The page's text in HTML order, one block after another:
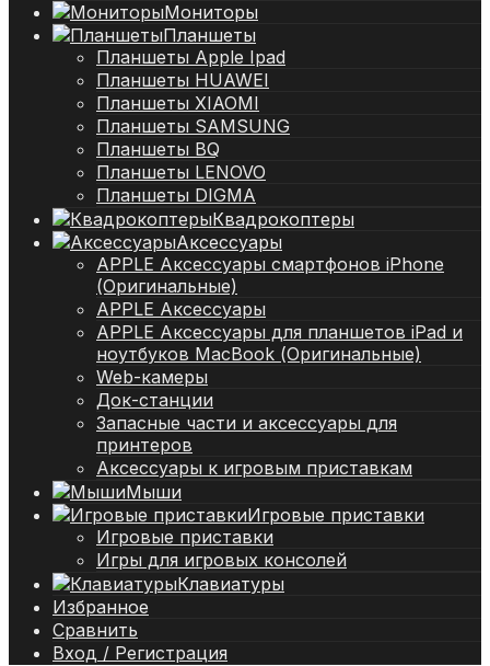
Мониторы
Планшеты
Планшеты Apple Ipad
Планшеты HUAWEI
Планшеты XIAOMI
Планшеты SAMSUNG
Планшеты BQ
Планшеты LENOVO
Планшеты DIGMA
Квадрокоптеры
Аксессуары
APPLE Аксессуары смартфонов iPhone
(Оригинальные)
APPLE Аксессуары
APPLE Аксессуары для планшетов iPad и
ноутбуков MacBook (Оригинальные)
Web-камеры
Док-станции
Запасные части и аксессуары для
принтеров
Аксессуары к игровым приставкам
Мыши
Игровые приставки
Игровые приставки
Игры для игровых консолей
Клавиатуры
Избранное
Сравнить
Вход / Регистрация